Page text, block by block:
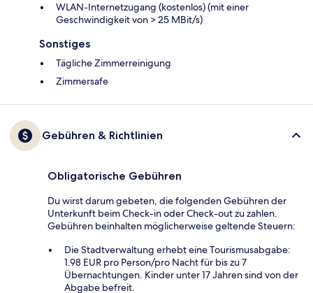
WLAN-Internetzugang (kostenlos) (mit einer
Geschwindigkeit von > 25 MBit/s)
Sonstiges
Tägliche Zimmerreinigung
Zimmersafe
Gebühren & Richtlinien
Obligatorische Gebühren
Du wirst darum gebeten, die folgenden Gebühren der
Unterkunft beim Check-in oder Check-out zu zahlen.
Gebühren beinhalten möglicherweise geltende Steuern:
Die Stadtverwaltung erhebt eine Tourismusabgabe:
1.98 EUR pro Person/pro Nacht für bis zu 7
Übernachtungen. Kinder unter 17 Jahren sind von der
Abgabe befreit.